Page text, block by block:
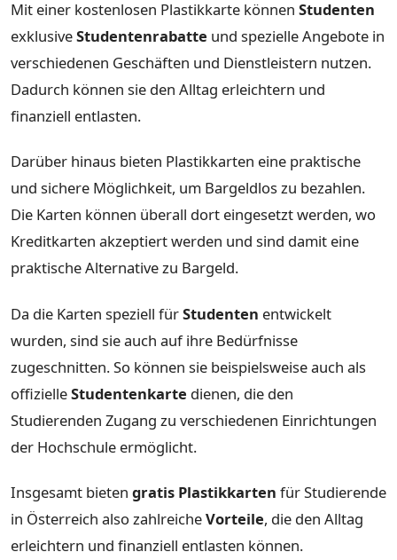
Mit einer kostenlosen Plastikkarte können Studenten
exklusiveStudentenrabatte und spezielle Angebote in
verschiedenen Geschäften und Dienstleistern nutzen.
Dadurch können sie den Alltag erleichtern und
finanziell entlasten.
Darüber hinaus bieten Plastikkarten eine praktische
und sichere Möglichkeit, um Bargeldlos zu bezahlen.
Die Karten können überall dort eingesetzt werden, wo
Kreditkarten akzeptiert werden und sind damit eine
praktische Alternative zu Bargeld.
Da die Karten speziell fürStudenten entwickelt
wurden, sind sie auch auf ihre Bedürfnisse
zugeschnitten. So können sie beispielsweise auch als
offizielleStudentenkarte dienen, die den
Studierenden Zugang zu verschiedenen Einrichtungen
der Hochschule ermöglicht.
Insgesamt bieten gratis Plastikkarten für Studierende
in Österreich also zahlreicheVorteile, die den Alltag
erleichtern und finanziell entlasten können.